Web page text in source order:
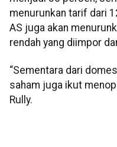
menurunkan tarif dari
AS juga akan
rendah yang diimpor
“Sementara dari
saham juga ikut
Rully.